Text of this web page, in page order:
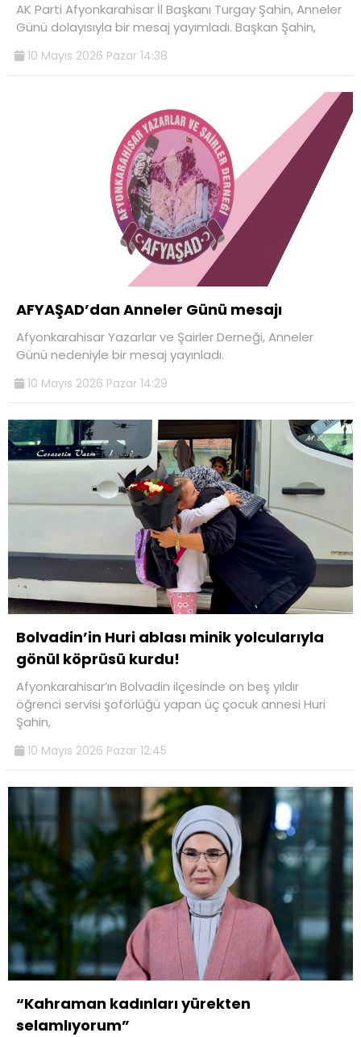
AK Parti Afyonkarahisar İl Başkanı Turgay Şahin, Anneler
Günü dolayısıyla bir mesaj yayımladı. Başkan Şahin,
10 Mayıs 2026 Pazar 14:38
AFYAŞAD’dan Anneler Günü mesajı
Afyonkarahisar Yazarlar ve Şairler Derneği, Anneler
Günü nedeniyle bir mesaj yayınladı.
10 Mayıs 2026 Pazar 14:29
Bolvadin’in Huri ablası minik yolcularıyla
gönül köprüsü kurdu!
Afyonkarahisar’ın Bolvadin ilçesinde on beş yıldır
öğrenci servisi şoförlüğü yapan üç çocuk annesi Huri
Şahin,
10 Mayıs 2026 Pazar 12:45
“Kahraman kadınları yürekten
selamlıyorum”